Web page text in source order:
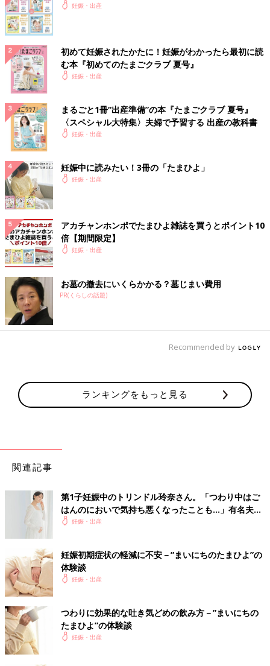
妊娠・出産
初めて妊娠されたかたに！妊娠がわかったら最初に読
む本『初めてのたまごクラブ 夏号』
妊娠・出産
まるごと1冊“出産準備”の本『たまごクラブ 夏号』
〈スペシャル大特集〉夫婦で予習する 出産の教科書
妊娠・出産
妊娠中に読みたい！3冊の「たまひよ」
妊娠・出産
アカチャンホンポでたまひよ雑誌を買うとポイント10
倍【期間限定】
妊娠・出産
お墓の撤去にいくらかかる？墓じまい費用
PR(くらしの話題)
Recommended by
ランキングをもっと見る
関連記事
第1子妊娠中のトリンドル玲奈さん。「つわり中はご
はんのにおいで気持ち悪くなったことも…」有名夫婦
のYouTubeから学んだ夫がつわり中にしたことと
妊娠・出産
妊娠初期症状の軽減に不安－”まいにちのたまひよ”の
体験談
妊娠・出産
つわりに効果的な吐き気どめの飲み方－”まいにちの
たまひよ”の体験談
妊娠・出産